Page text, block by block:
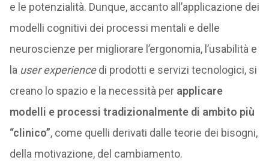
e le potenzialità. Dunque, accanto all’applicazione dei
modelli cognitivi dei processi mentali e delle
neuroscienze per migliorare l’ergonomia, l’usabilità e
la user experiencedi prodotti e servizi tecnologici, si
creano lo spazio e la necessità per applicare
modelli e processi tradizionalmente di ambito più
“clinico”, come quelli derivati dalle teorie dei bisogni,
della motivazione, del cambiamento.